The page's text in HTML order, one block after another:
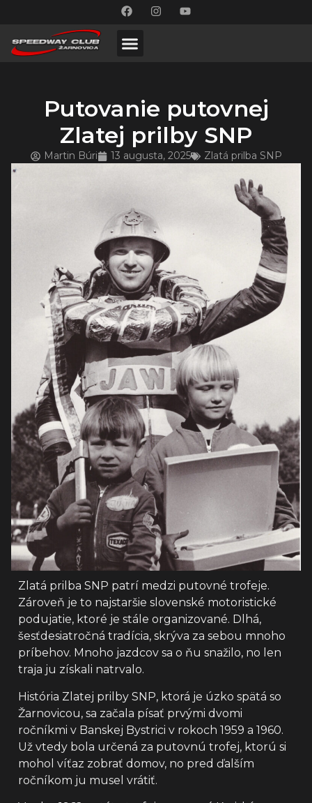
Putovanie putovnej
Zlatej prilby SNP
Martin Búri 13 augusta, 2025 Zlatá prilba SNP
Zlatá prilba SNP patrí medzi putovné trofeje.
Zároveň je to najstaršie slovenské motoristické
podujatie, ktoré je stále organizované. Dlhá,
šesťdesiatročná tradícia, skrýva za sebou mnoho
príbehov. Mnoho jazdcov sa o ňu snažilo, no len
traja ju získali natrvalo.
História Zlatej prilby SNP, ktorá je úzko spätá so
Žarnovicou, sa začala písať prvými dvomi
ročníkmi v Banskej Bystrici v rokoch 1959 a 1960.
Už vtedy bola určená za putovnú trofej, ktorú si
mohol víťaz zobrať domov, no pred ďalším
ročníkom ju musel vrátiť.